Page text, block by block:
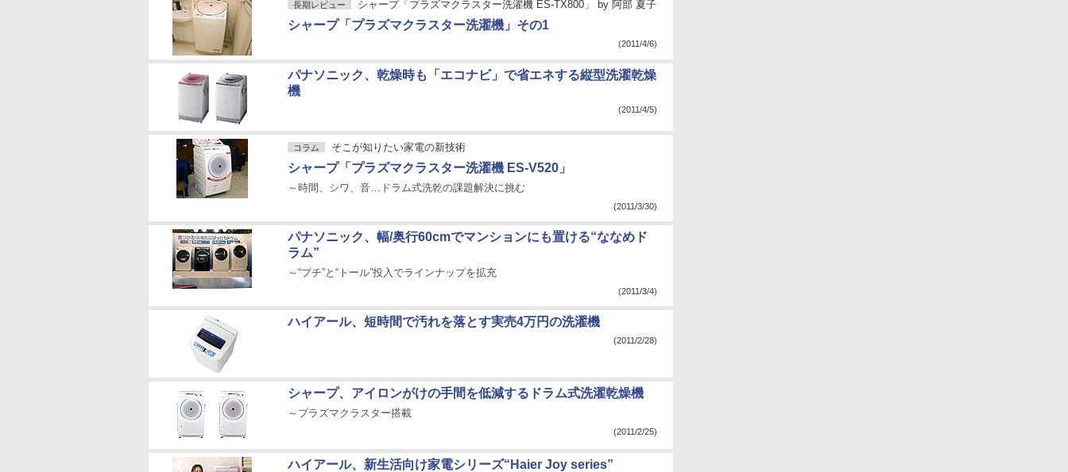
長期レビュー シャープ「プラズマクラスター洗濯機 ES-TX800」 by 阿部 夏子
シャープ「プラズマクラスター洗濯機」その1
(2011/4/6)
パナソニック、乾燥時も「エコナビ」で省エネする縦型洗濯乾燥
機
(2011/4/5)
コラム そこが知りたい家電の新技術
シャープ「プラズマクラスター洗濯機 ES-V520」
～時間、シワ、音…ドラム式洗乾の課題解決に挑む
(2011/3/30)
パナソニック、幅/奥行60cmでマンションにも置ける“ななめド
ラム”
～“プチ”と“トール”投入でラインナップを拡充
(2011/3/4)
ハイアール、短時間で汚れを落とす実売4万円の洗濯機
(2011/2/28)
シャープ、アイロンがけの手間を低減するドラム式洗濯乾燥機
～プラズマクラスター搭載
(2011/2/25)
ハイアール、新生活向け家電シリーズ“Haier Joy series”